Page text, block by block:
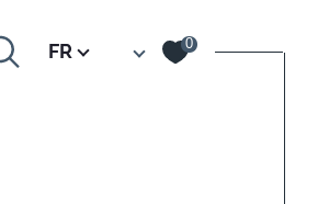
Langue
FR 0